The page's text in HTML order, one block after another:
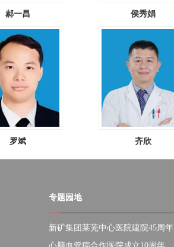
郝一昌 侯秀娟
罗斌 齐欣
专题园地
新矿集团莱芜中心医院建院45周年